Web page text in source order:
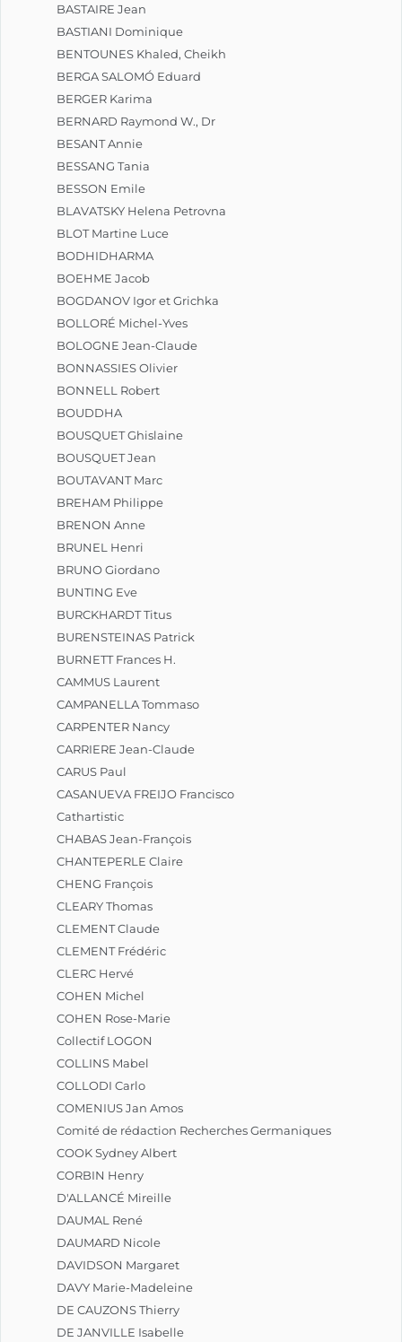
BASTAIRE Jean
BASTIANI Dominique
BENTOUNES Khaled, Cheikh
BERGA SALOMÓ Eduard
BERGER Karima
BERNARD Raymond W., Dr
BESANT Annie
BESSANG Tania
BESSON Emile
BLAVATSKY Helena Petrovna
BLOT Martine Luce
BODHIDHARMA
BOEHME Jacob
BOGDANOV Igor et Grichka
BOLLORÉ Michel-Yves
BOLOGNE Jean-Claude
BONNASSIES Olivier
BONNELL Robert
BOUDDHA
BOUSQUET Ghislaine
BOUSQUET Jean
BOUTAVANT Marc
BREHAM Philippe
BRENON Anne
BRUNEL Henri
BRUNO Giordano
BUNTING Eve
BURCKHARDT Titus
BURENSTEINAS Patrick
BURNETT Frances H.
CAMMUS Laurent
CAMPANELLA Tommaso
CARPENTER Nancy
CARRIERE Jean-Claude
CARUS Paul
CASANUEVA FREIJO Francisco
Cathartistic
CHABAS Jean-François
CHANTEPERLE Claire
CHENG François
CLEARY Thomas
CLEMENT Claude
CLEMENT Frédéric
CLERC Hervé
COHEN Michel
COHEN Rose-Marie
Collectif LOGON
COLLINS Mabel
COLLODI Carlo
COMENIUS Jan Amos
Comité de rédaction Recherches Germaniques
COOK Sydney Albert
CORBIN Henry
D'ALLANCÉ Mireille
DAUMAL René
DAUMARD Nicole
DAVIDSON Margaret
DAVY Marie-Madeleine
DE CAUZONS Thierry
DE JANVILLE Isabelle